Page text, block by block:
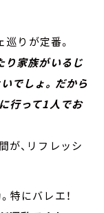
りが定番。
り家族がいるじ
でしょ。だから
行って1人でお
が、リフレッシ
特にバレエ！